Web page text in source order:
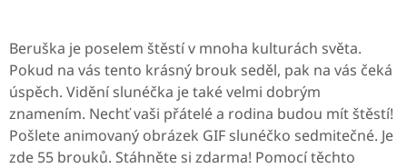
Beruška je poselem štěstí v mnoha kulturách světa.
Pokud na vás tento krásný brouk seděl, pak na vás čeká
úspěch. Vidění slunéčka je také velmi dobrým
znamením. Nechť vaši přátelé a rodina budou mít štěstí!
Pošlete animovaný obrázek GIF slunéčko sedmitečné. Je
zde 55 brouků. Stáhněte si zdarma! Pomocí těchto